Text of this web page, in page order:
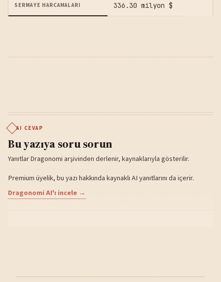
SERMAYE HARCAMALARI 336.30 milyon $
AI CEVAP
Bu yazıya soru sorun
Yanıtlar Dragonomi arşivinden derlenir, kaynaklarıyla gösterilir.
Premium üyelik, bu yazı hakkında kaynaklı AI yanıtlarını da içerir.
Dragonomi AI'ı incele →